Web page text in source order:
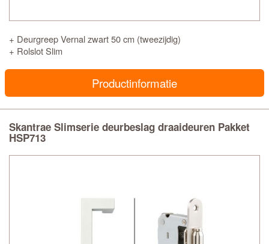
+ Deurgreep Vernal zwart 50 cm (tweezijdig)
+ Rolslot Slim
Productinformatie
Skantrae Slimserie deurbeslag draaideuren Pakket
HSP713